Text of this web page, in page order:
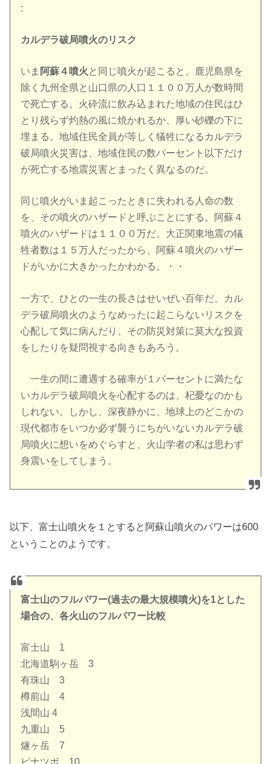
:
カルデラ破局噴火のリスク
いま 阿蘇４噴火 と同じ噴火が起こると、鹿児島県を
除く九州全県と山口県の人口１１００万人が数時間
で死亡する。火砕流に飲み込まれた地域の住民はひ
とり残らず灼熱の風に焼かれるか、厚い砂礫の下に
埋まる。地域住民全員が等しく犠牲になるカルデラ
破局噴火災害は、地域住民の数パーセント以下だけ
が死亡する地震災害とまったく異なるのだ。
同じ噴火がいま起こったときに失われる人命の数
を、その噴火のハザードと呼ぶことにする。阿蘇４
噴火のハザードは１１００万だ。大正関東地震の犠
牲者数は１５万人だったから、阿蘇４噴火のハザー
ドがいかに大きかったかわかる。・・
一方で、ひとの一生の長さはせいぜい百年だ。カル
デラ破局噴火のようなめったに起こらないリスクを
心配して気に病んだり、その防災対策に莫大な投資
をしたりを疑問視する向きもあろう。
一生の間に遭遇する確率が１パーセントに満たな
いカルデラ破局噴火を心配するのは、杞憂なのかも
しれない。しかし、深夜静かに、地球上のどこかの
現代都市をいつか必ず襲うにちがいないカルデラ破
局噴火に想いをめぐらすと、火山学者の私は思わず
身震いをしてしまう。
以下、富士山噴火を１とすると阿蘇山噴火のパワーは600
ということのようです。
富士山のフルパワー(過去の最大規模噴火)を1とした
場合の、各火山のフルパワー比較
富士山 1
北海道駒ヶ岳 3
有珠山 3
樽前山 4
浅間山 4
九重山 5
燧ヶ岳 7
ピナツボ 10